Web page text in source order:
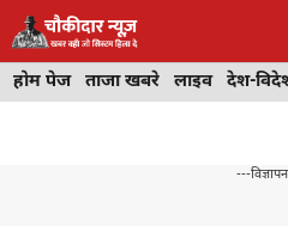
Skip
to
content
होम पेज ताजा खबरे लाइव देश-
---